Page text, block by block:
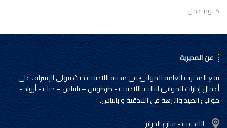
5 يوم عمل
عن المديرية
تقع المديرية العامة للموانئ في مدينة اللاذقية حيث تتولى الإشراف على
أعمال إدارات الموانئ التالية: اللاذقية - طرطوس – بانياس – جبلة - أرواد -
موانئ الصيد والنزهة في اللاذقية و بانياس.
اللاذقية - شارع الجزائر